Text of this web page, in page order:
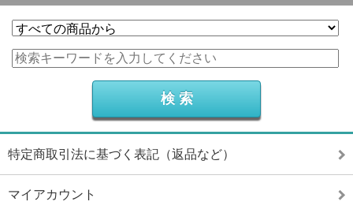
特定商取引法に基づく表記（返品など）
マイアカウント